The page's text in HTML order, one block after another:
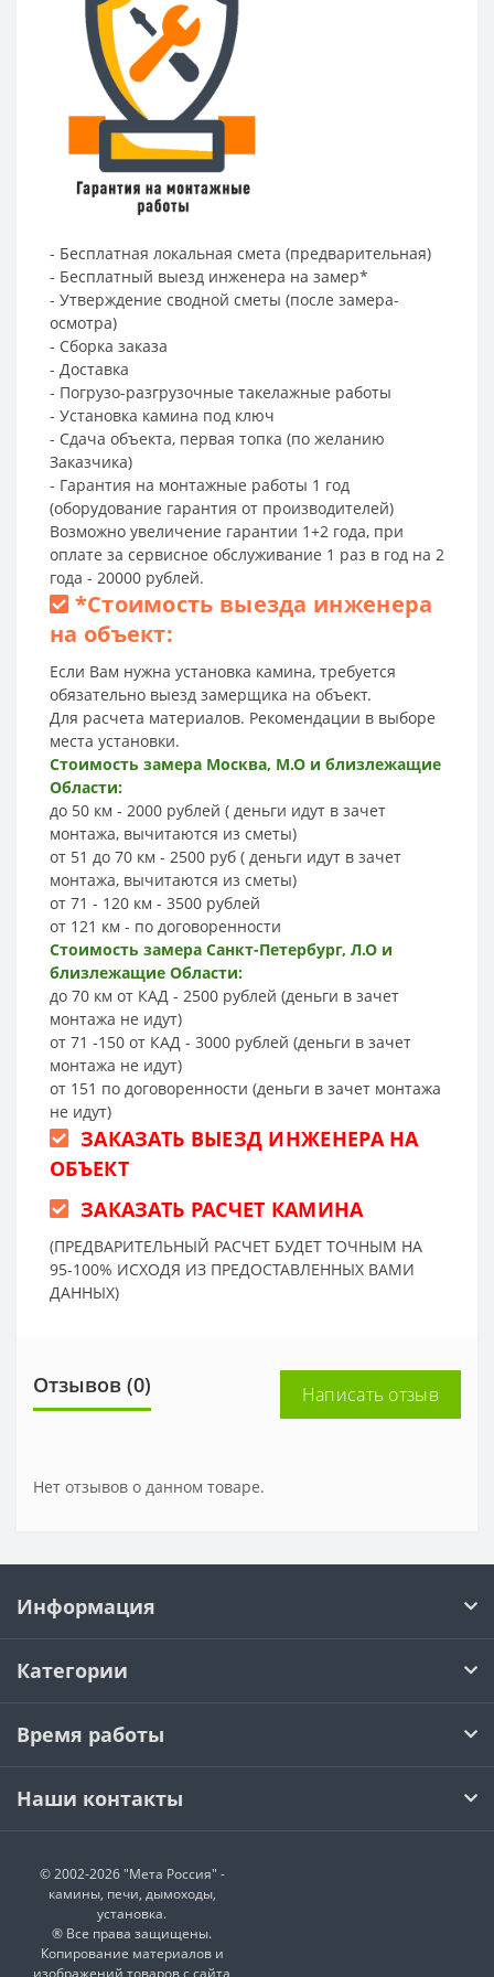
- Бесплатная локальная смета (предварительная)
- Бесплатный выезд инженера на замер*
- Утверждение сводной сметы (после замера-
осмотра)
- Сборка заказа
- Доставка
- Погрузо-разгрузочные такелажные работы
- Установка камина под ключ
- Сдача объекта, первая топка (по желанию
Заказчика)
- Гарантия на монтажные работы 1 год
(оборудование гарантия от производителей)
Возможно увеличение гарантии 1+2 года, при
оплате за сервисное обслуживание 1 раз в год на 2
года - 20000 рублей.
*Стоимость выезда инженера
на объект:
Если Вам нужна установка камина, требуется
обязательно выезд замерщика на объект.
Для расчета материалов. Рекомендации в выборе
места установки.
Стоимость замера Москва, М.О и близлежащие
Области:
до 50 км - 2000 рублей ( деньги идут в зачет
монтажа, вычитаются из сметы)
от 51 до 70 км - 2500 руб ( деньги идут в зачет
монтажа, вычитаются из сметы)
от 71 - 120 км - 3500 рублей
от 121 км - по договоренности
Стоимость замера Санкт-Петербург, Л.О и
близлежащие Области:
до 70 км от КАД - 2500 рублей (деньги в зачет
монтажа не идут)
от 71 -150 от КАД - 3000 рублей (деньги в зачет
монтажа не идут)
от 151 по договоренности (деньги в зачет монтажа
не идут)
ЗАКАЗАТЬ ВЫЕЗД ИНЖЕНЕРА НА
ОБЪЕКТ
ЗАКАЗАТЬ РАСЧЕТ КАМИНА
(ПРЕДВАРИТЕЛЬНЫЙ РАСЧЕТ БУДЕТ ТОЧНЫМ НА
95-100% ИСХОДЯ ИЗ ПРЕДОСТАВЛЕННЫХ ВАМИ
ДАННЫХ)
Отзывов (0) Написать отзыв
Нет отзывов о данном товаре.
Информация
Категории
Время работы
Наши контакты
© 2002-2026 "Мета Россия" -
камины, печи, дымоходы,
установка.
® Все права защищены.
Копирование материалов и
изображений товаров с сайта